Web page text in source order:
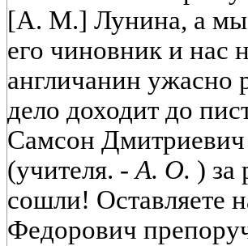
[А. М.] Лунина, а мы
его чиновник и нас
англичанин ужасно
дело доходит до
Самсон Дмитриевич
(учителя. -А. О. ) за
сошли! Оставляете
Федорович